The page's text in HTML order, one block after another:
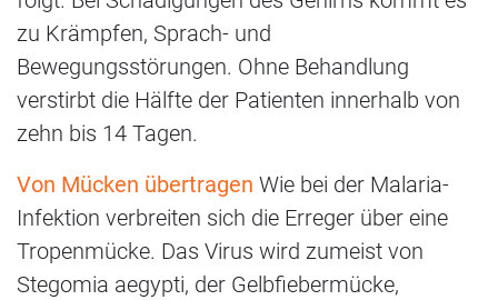
zu Krämpfen, Sprach- und
Bewegungsstörungen. Ohne Behandlung
verstirbt die Hälfte der Patienten innerhalb von
zehn bis 14 Tagen.
Von Mücken übertragen Wie bei der Malaria-
Infektion verbreiten sich die Erreger über eine
Tropenmücke. Das Virus wird zumeist von
Stegomia aegypti, der Gelbfiebermücke,